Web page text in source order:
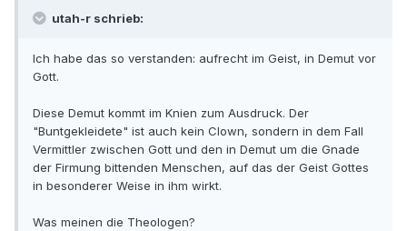
utah-r schrieb:
Ich habe das so verstanden: aufrecht im Geist, in Demut vor
Gott.
Diese Demut kommt im Knien zum Ausdruck. Der
"Buntgekleidete" ist auch kein Clown, sondern in dem Fall
Vermittler zwischen Gott und den in Demut um die Gnade
der Firmung bittenden Menschen, auf das der Geist Gottes
in besonderer Weise in ihm wirkt.
Was meinen die Theologen?